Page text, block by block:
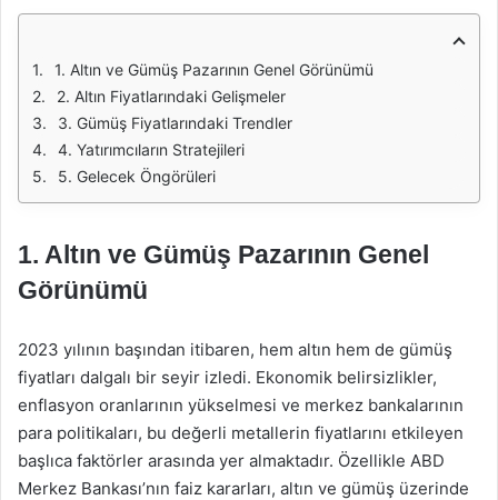
1. Altın ve Gümüş Pazarının Genel Görünümü
2. Altın Fiyatlarındaki Gelişmeler
3. Gümüş Fiyatlarındaki Trendler
4. Yatırımcıların Stratejileri
5. Gelecek Öngörüleri
1. Altın ve Gümüş Pazarının Genel
Görünümü
2023 yılının başından itibaren, hem altın hem de gümüş
fiyatları dalgalı bir seyir izledi. Ekonomik belirsizlikler,
enflasyon oranlarının yükselmesi ve merkez bankalarının
para politikaları, bu değerli metallerin fiyatlarını etkileyen
başlıca faktörler arasında yer almaktadır. Özellikle ABD
Merkez Bankası’nın faiz kararları, altın ve gümüş üzerinde